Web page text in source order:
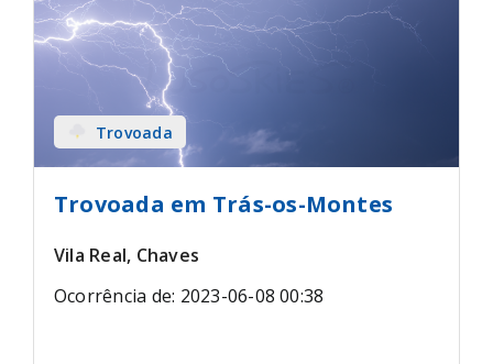
Trovoada
Trovoada em Trás-os-Montes
Vila Real, Chaves
Ocorrência de: 2023-06-08 00:38